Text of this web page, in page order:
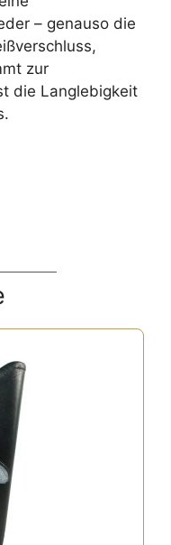
– genauso die
zur
die Langlebigkeit